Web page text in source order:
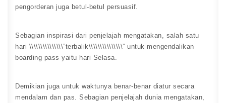
pengorderan juga betul-betul persuasif.
Sebagian inspirasi dari penjelajah mengatakan, salah satu
hari \\\\\\\\\\\\\\\”terbalik\\\\\\\\\\\\\\\” untuk mengendalikan
boarding pass yaitu hari Selasa.
Demikian juga untuk waktunya benar-benar diatur secara
mendalam dan pas. Sebagian penjelajah dunia mengatakan,